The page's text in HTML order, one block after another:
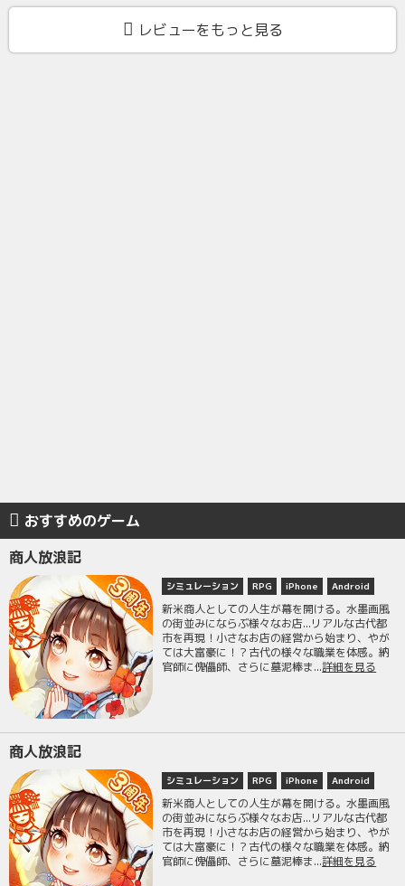
レビューをもっと見る
おすすめのゲーム
商人放浪記
シミュレーション RPG iPhone Android
新米商人としての人生が幕を開ける。水墨画風
の街並みにならぶ様々なお店...リアルな古代都
市を再現！小さなお店の経営から始まり、やが
ては大富豪に！？古代の様々な職業を体感。納
官師に傀儡師、さらに墓泥棒ま...詳細を見る
商人放浪記
シミュレーション RPG iPhone Android
新米商人としての人生が幕を開ける。水墨画風
の街並みにならぶ様々なお店...リアルな古代都
市を再現！小さなお店の経営から始まり、やが
ては大富豪に！？古代の様々な職業を体感。納
官師に傀儡師、さらに墓泥棒ま...詳細を見る